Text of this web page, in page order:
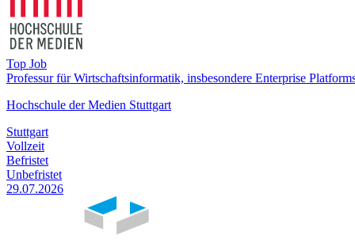
Top Job
Professur für Wirtschaftsinformatik, insbesondere Enterprise
Hochschule der Medien Stuttgart
Stuttgart
Vollzeit
Befristet
Unbefristet
29.07.2026